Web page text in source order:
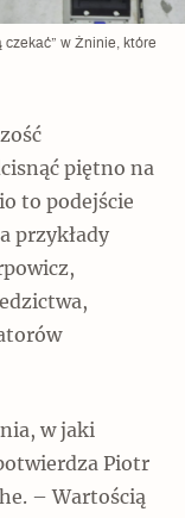
w Żninie, które
piętno na
to podejście
przykłady
w jaki
Piotr
– Wartością